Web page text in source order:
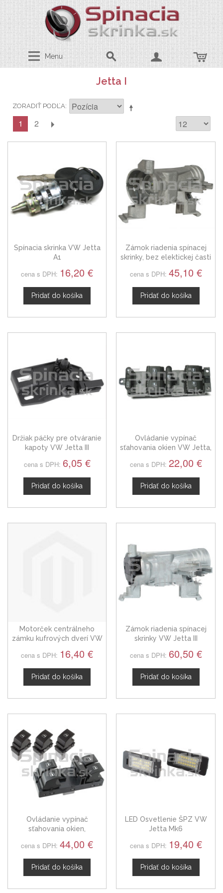
Menu
Jetta I
ZORADIŤ PODĽA
1 2
Spínacia skrinka VW Jetta
A1
cena s DPH: 16,20 €
Pridať do košíka
Zámok riadenia spínacej
skrinky, bez elektickej časti
cena s DPH: 45,10 €
Pridať do košíka
Držiak páčky pre otváranie
kapoty VW Jetta III
cena s DPH: 6,05 €
Pridať do košíka
Ovládanie vypínač
sťahovania okien VW Jetta,
cena s DPH: 22,00 €
Pridať do košíka
Motorček centrálneho
zámku kufrových dverí VW
cena s DPH: 16,40 €
Pridať do košíka
Zámok riadenia spínacej
skrinky VW Jetta III
cena s DPH: 60,50 €
Pridať do košíka
Ovládanie vypínač
sťahovania okien,
cena s DPH: 44,00 €
Pridať do košíka
LED Osvetlenie ŠPZ VW
Jetta Mk6
cena s DPH: 19,40 €
Pridať do košíka